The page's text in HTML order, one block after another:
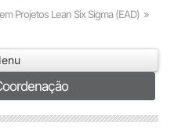
se
Projetos Lean Six Sigma(EAD) »